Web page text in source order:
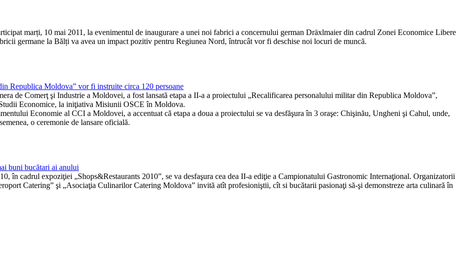
marți, 10 mai 2011, la evenimentul de inaugurare a unei noi fabrici a concernului german Dräxlmaier din cadrul Zonei Economice Libere
germane la Bălți va avea un impact pozitiv pentru Regiunea Nord, întrucât vor fi deschise noi locuri de muncă.
Republica Moldova” vor fi instruite circa 120 persoane
de Comerţ şi Industrie a Moldovei, a fost lansată etapa a II-a a proiectului „Recalificarea personalului militar din Republica Moldova”,
Economice, la iniţiativa Misiunii OSCE în Moldova.
Economie al CCI a Moldovei, a accentuat că etapa a doua a proiectului se va desfăşura în 3 oraşe: Chişinău, Ungheni şi Cahul, unde,
o ceremonie de lansare oficială.
buni bucătari ai anului
în cadrul expoziţiei „Shops&Restaurants 2010”, se va desfaşura cea dea II-a ediţie a Campionatului Gastronomic Internaţional. Organizatorii
Catering” şi „Asociaţia Culinarilor Catering Moldova” invită atît profesioniştii, cît si bucătarii pasionaţi să-şi demonstreze arta culinară în